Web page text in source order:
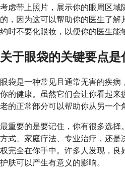
考虑带上照片，展示你的眼周区域
的，因为这可以帮助你的医生了解
约时不要化眼妆，以便你的医生能
关于眼袋的关键要点是
眼袋是一种常见且通常无害的疾病
你的健康。虽然它们会让你看起来
老的正常部分可以帮助你从另一个
最重要的是要记住，你有很多选择
方式、家庭疗法、专业治疗，还是
权完全在你手中。许多人发现，良
护肤可以产生有意义的影响。